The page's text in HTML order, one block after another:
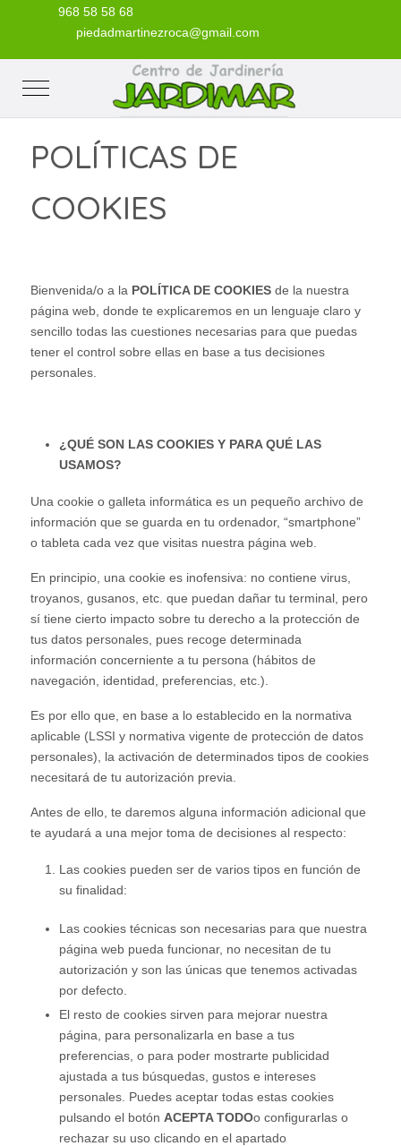
968 58 58 68
piedadmartinezroca@gmail.com
Mobile Menu Toggle
POLÍTICAS DE
COOKIES
Bienvenida/o a la POLÍTICA DE COOKIES de la nuestra
página web, donde te explicaremos en un lenguaje claro y
sencillo todas las cuestiones necesarias para que puedas
tener el control sobre ellas en base a tus decisiones
personales.
¿QUÉ SON LAS COOKIES Y PARA QUÉ LAS
USAMOS?
Una cookie o galleta informática es un pequeño archivo de
información que se guarda en tu ordenador, “smartphone”
o tableta cada vez que visitas nuestra página web.
En principio, una cookie es inofensiva: no contiene virus,
troyanos, gusanos, etc. que puedan dañar tu terminal, pero
sí tiene cierto impacto sobre tu derecho a la protección de
tus datos personales, pues recoge determinada
información concerniente a tu persona (hábitos de
navegación, identidad, preferencias, etc.).
Es por ello que, en base a lo establecido en la normativa
aplicable (LSSI y normativa vigente de protección de datos
personales), la activación de determinados tipos de cookies
necesitará de tu autorización previa.
Antes de ello, te daremos alguna información adicional que
te ayudará a una mejor toma de decisiones al respecto:
Las cookies pueden ser de varios tipos en función de
su finalidad:
Las cookies técnicas son necesarias para que nuestra
página web pueda funcionar, no necesitan de tu
autorización y son las únicas que tenemos activadas
por defecto.
El resto de cookies sirven para mejorar nuestra
página, para personalizarla en base a tus
preferencias, o para poder mostrarte publicidad
ajustada a tus búsquedas, gustos e intereses
personales. Puedes aceptar todas estas cookies
pulsando el botón ACEPTA TODOo configurarlas o
rechazar su uso clicando en el apartado